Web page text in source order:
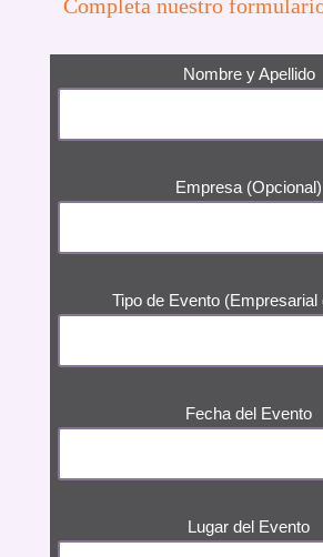
Completa nuestro
Nombre y Apellido
Empresa (Opcional)
Tipo de Evento (Empresarial
Fecha del Evento
Lugar del Evento